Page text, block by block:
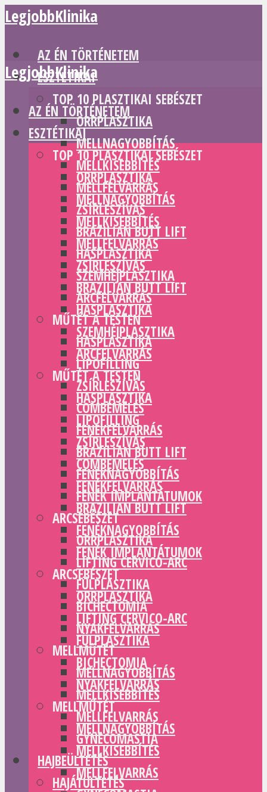
LegjobbKlinika
AZ ÉN TÖRTÉNETEM
ESZTÉTIKAI
TOP 10 PLASZTIKAI SEBÉSZET
ORRPLASZTIKA
MELLNAGYOBBÍTÁS
MELLKISEBBÍTÉS
MELLFELVARRÁS
ZSÍRLESZÍVÁS
BRAZILIAN BUTT LIFT
HASPLASZTIKA
SZEMHÉJPLASZTIKA
ARCFELVARRÁS
MŰTÉT A TESTEN
HASPLASZTIKA
LIPOFILLING
ZSÍRLESZÍVÁS
COMBEMELÉS
FENÉKFELVARRÁS
BRAZILIAN BUTT LIFT
FENÉKNAGYOBBÍTÁS
FENÉK IMPLANTÁTUMOK
ARCSEBÉSZET
ORRPLASZTIKA
LIFTING CERVICO-ARC
FÜLPLASZTIKA
BICHECTOMIA
NYAKFELVARRÁS
MELLMŰTÉT
MELLNAGYOBBÍTÁS
MELLKISEBBÍTÉS
MELLFELVARRÁS
GYNECOMASTIA
HAJBEÜLTETÉS
HAJÁTÜLTETÉS
LegjobbKlinika
AZ ÉN TÖRTÉNETEM
ESZTÉTIKAI
TOP 10 PLASZTIKAI SEBÉSZET
ORRPLASZTIKA
MELLNAGYOBBÍTÁS
MELLKISEBBÍTÉS
MELLFELVARRÁS
ZSÍRLESZÍVÁS
BRAZILIAN BUTT LIFT
HASPLASZTIKA
SZEMHÉJPLASZTIKA
ARCFELVARRÁS
MŰTÉT A TESTEN
HASPLASZTIKA
LIPOFILLING
ZSÍRLESZÍVÁS
COMBEMELÉS
FENÉKFELVARRÁS
BRAZILIAN BUTT LIFT
FENÉKNAGYOBBÍTÁS
FENÉK IMPLANTÁTUMOK
ARCSEBÉSZET
ORRPLASZTIKA
LIFTING CERVICO-ARC
FÜLPLASZTIKA
BICHECTOMIA
NYAKFELVARRÁS
MELLMŰTÉT
MELLNAGYOBBÍTÁS
MELLKISEBBÍTÉS
MELLFELVARRÁS